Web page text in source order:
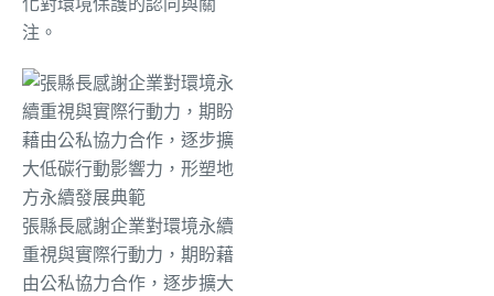
注。
張縣長感謝企業對環境永續
重視與實際行動力，期盼藉
由公私協力合作，逐步擴大